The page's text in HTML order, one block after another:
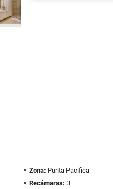
Zona: Punta Pacifica
Recámaras: 3